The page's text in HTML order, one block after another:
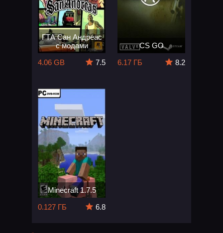
ГТА Сан Андреас
с модами
4.06 GB
7.5
CS GO
6.17 ГБ
8.2
Minecraft 1.7.5
0.127 ГБ
6.8